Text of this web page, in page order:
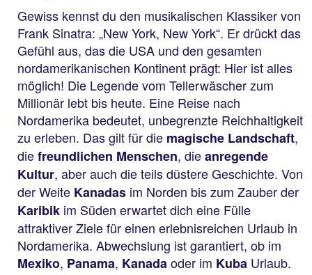
Gewiss kennst du den musikalischen Klassiker von
Frank Sinatra: „New York, New York“. Er drückt das
Gefühl aus, das die USA und den gesamten
nordamerikanischen Kontinent prägt: Hier ist alles
möglich! Die Legende vom Tellerwäscher zum
Millionär lebt bis heute. Eine Reise nach
Nordamerika bedeutet, unbegrenzte Reichhaltigkeit
zu erleben. Das gilt für die magische Landschaft,
diefreundlichen Menschen, dieanregende
Kultur, aber auch die teils düstere Geschichte. Von
der Weite Kanadas im Norden bis zum Zauber der
Karibik im Süden erwartet dich eine Fülle
attraktiver Ziele für einen erlebnisreichen Urlaub in
Nordamerika. Abwechslung ist garantiert, ob im
Mexiko, Panama, Kanadaoder im Kuba Urlaub.